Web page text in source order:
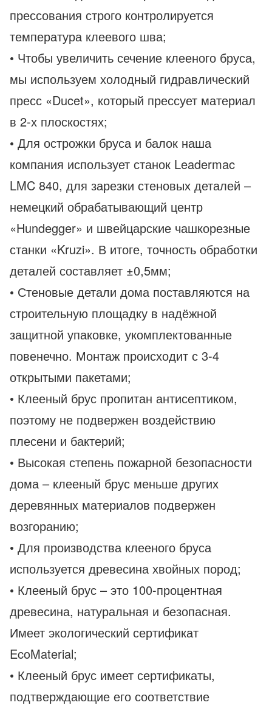
прессования строго контролируется
температура клеевого шва;
• Чтобы увеличить сечение клееного бруса,
мы используем холодный гидравлический
пресс «Ducet», который прессует материал
в 2-х плоскостях;
• Для острожки бруса и балок наша
компания использует станок Leadermac
LMC 840, для зарезки стеновых деталей –
немецкий обрабатывающий центр
«Hundegger» и швейцарские чашкорезные
станки «Kruzi». В итоге, точность обработки
деталей составляет ±0,5мм;
• Стеновые детали дома поставляются на
строительную площадку в надёжной
защитной упаковке, укомплектованные
повенечно. Монтаж происходит с 3-4
открытыми пакетами;
• Клееный брус пропитан антисептиком,
поэтому не подвержен воздействию
плесени и бактерий;
• Высокая степень пожарной безопасности
дома – клееный брус меньше других
деревянных материалов подвержен
возгоранию;
• Для производства клееного бруса
используется древесина хвойных пород;
• Клееный брус – это 100-процентная
древесина, натуральная и безопасная.
Имеет экологический сертификат
EcoMaterial;
• Клееный брус имеет сертификаты,
подтверждающие его соответствие